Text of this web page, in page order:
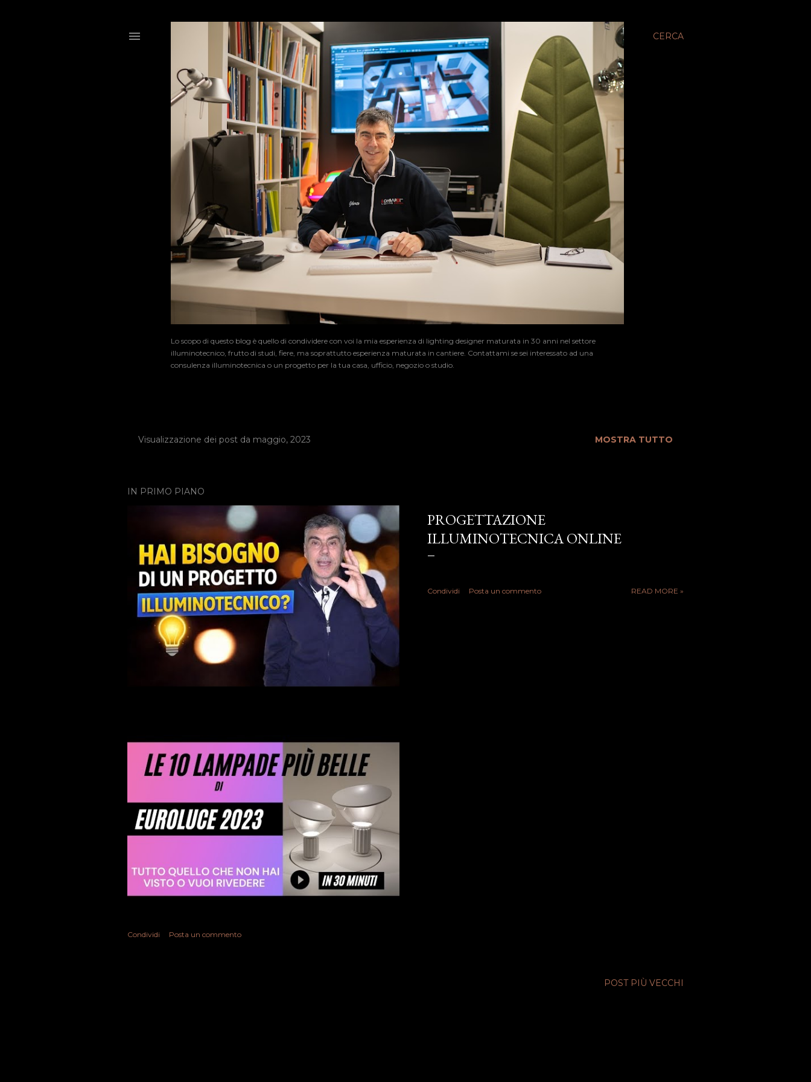
CERCA
Lo scopo di questo blog è quello di condividere con voi la mia esperienza di lighting designer maturata in 30 anni nel settore
illuminotecnico, frutto di studi, fiere, ma soprattutto esperienza maturata in cantiere. Contattami se sei interessato ad una
consulenza illuminotecnica o un progetto per la tua casa, ufficio, negozio o studio.
s
Visualizzazione dei post da maggio, 2023 MOSTRA TUTTO
IN PRIMO PIANO
PROGETTAZIONE
ILLUMINOTECNICA ONLINE
Condividi Posta un commento READ MORE »
Condividi Posta un commento
POST PIÙ VECCHI